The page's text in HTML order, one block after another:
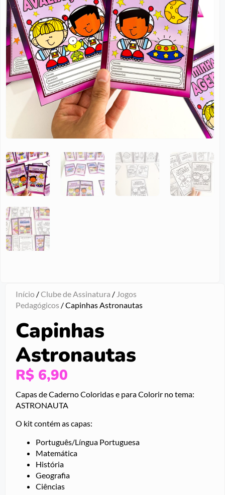
Início /Clube de Assinatura / Jogos
Pedagógicos / Capinhas Astronautas
Capinhas
Astronautas
R$ 6,90
Capas de Caderno Coloridas e para Colorir no tema:
ASTRONAUTA
O kit contém as capas:
Português/Língua Portuguesa
Matemática
História
Geografia
Ciências